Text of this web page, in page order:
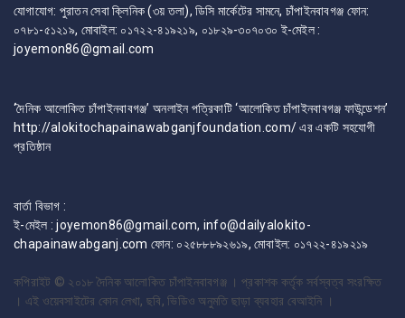
যোগাযোগ: পুরাতন সেবা ক্লিনিক (৩য় তলা), ডিসি মার্কেটের সামনে, চাঁপাইনবাবগঞ্জ ফোন:
০৭৮১-৫১২১৯, মোবাইল: ০১৭২২-৪১৯২১৯, ০১৮২৯-৩০৭০৩০ ই-মেইল :
joyemon86@gmail.com
‘দৈনিক আলোকিত চাঁপাইনবাবগঞ্জ’ অনলাইন পত্রিকাটি ‘আলোকিত চাঁপাইনবাবগঞ্জ ফাউন্ডেশন’
http://alokitochapainawabganjfoundation.com/ এর একটি সহযোগী
প্রতিষ্ঠান
বার্তা বিভাগ :
ই-মেইল : joyemon86@gmail.com, info@dailyalokito-
chapainawabganj.com ফোন: ০২৫৮৮৮৯২৬১৯, মোবাইল: ০১৭২২-৪১৯২১৯
কপিরাইট © ২০১৮দৈনিক আলোকিত চাঁপাইনবাবগঞ্জ । প্রকাশক কর্তৃক সর্বস্বত্ব সংরক্ষিত
। এই ওয়েবসাইটের কোন লেখা, ছবি, ভিডিও অনুমতি ছাড়া ব্যবহার বেআইনি ।